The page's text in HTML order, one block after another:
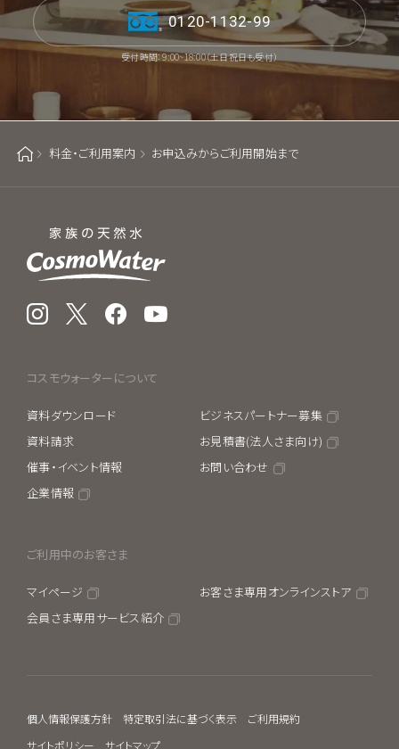
0120-1132-99
受付時間：9:00~18:00（土日祝日も受付）
ホーム
料金・ご利用案内 お申込みからご利用開始まで
Instagram Facebook
コスモウォーターについて
資料ダウンロード
資料請求
催事・イベント情報
企業情報
ビジネスパートナー募集
お見積書(法人さま向け)
お問い合わせ
ご利用中のお客さま
マイページ
会員さま専用サービス紹介
お客さま専用オンラインストア
個人情報保護方針 特定取引法に基づく表示
ご利用規約
サイトポリシー
サイトマップ